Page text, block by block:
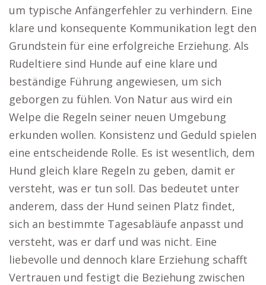
um typische Anfängerfehler zu verhindern. Eine
klare und konsequente Kommunikation legt den
Grundstein für eine erfolgreiche Erziehung. Als
Rudeltiere sind Hunde auf eine klare und
beständige Führung angewiesen, um sich
geborgen zu fühlen. Von Natur aus wird ein
Welpe die Regeln seiner neuen Umgebung
erkunden wollen. Konsistenz und Geduld spielen
eine entscheidende Rolle. Es ist wesentlich, dem
Hund gleich klare Regeln zu geben, damit er
versteht, was er tun soll. Das bedeutet unter
anderem, dass der Hund seinen Platz findet,
sich an bestimmte Tagesabläufe anpasst und
versteht, was er darf und was nicht. Eine
liebevolle und dennoch klare Erziehung schafft
Vertrauen und festigt die Beziehung zwischen